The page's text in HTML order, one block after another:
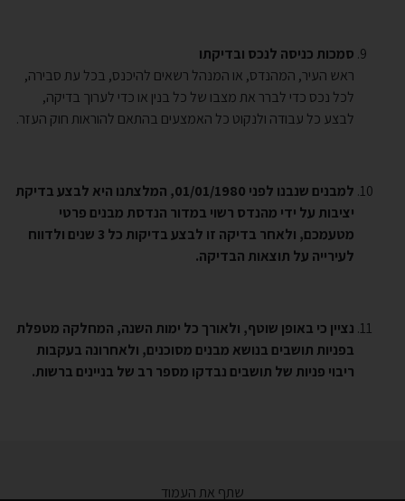
סמכות כניסה לנכס ובדיקתו
ראש העיר, המהנדס, או המנהל רשאים להיכנס, בכל עת סבירה,
לכל נכס כדי לברר את מצבו של כל בנין או כדי לערוך בדיקה,
לבצע כל עבודה ולנקוט כל האמצעים בהתאם להוראות חוק העזר.
למבנים שנבנו לפני 01/01/1980, המלצתנו היא לבצע בדיקת
יציבות על ידי מהנדס רשוי במדור הנדסת מבנים פרטי
מטעמכם, ולאחר בדיקה זו לבצע בדיקות כל 3 שנים ולדווח
לעירייה על תוצאות הבדיקה.
נציין כי באופן שוטף, ולאורך כל ימות השנה, המחלקה מטפלת
בפניות תושבים בנושא מבנים מסוכנים, ולאחרונה בעקבות
ריבוי פניות של תושבים נבדקו מספר רב של בניינים ברשות.
שתף את העמוד